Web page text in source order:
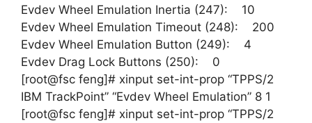
Evdev Wheel Emulation Inertia (247): 10
Evdev Wheel Emulation Timeout (248): 200
Evdev Wheel Emulation Button (249): 4
Evdev Drag Lock Buttons (250): 0
[root@fsc feng]# xinput set-int-prop “TPPS/2
IBM TrackPoint” “Evdev Wheel Emulation” 8 1
[root@fsc feng]# xinput set-int-prop “TPPS/2